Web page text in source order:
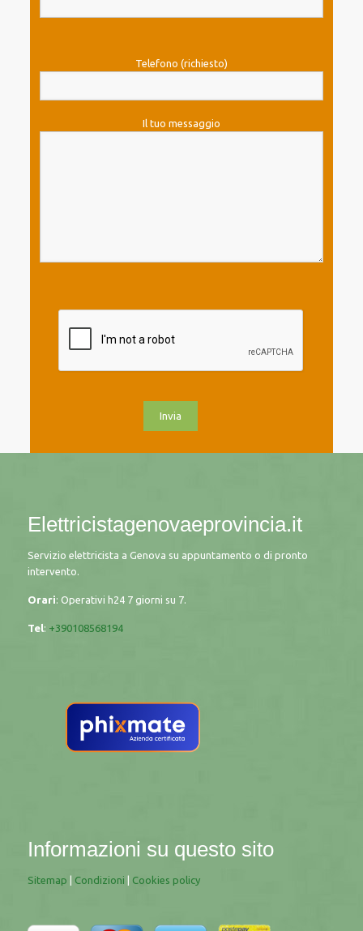
Telefono (richiesto)
Il tuo messaggio
Elettricistagenovaeprovincia.it
Servizio elettricista a Genova su appuntamento o di pronto
intervento.
Orari: Operativi h24 7 giorni su 7.
Tel: +390108568194
Informazioni su questo sito
Sitemap Condizioni Cookies policy